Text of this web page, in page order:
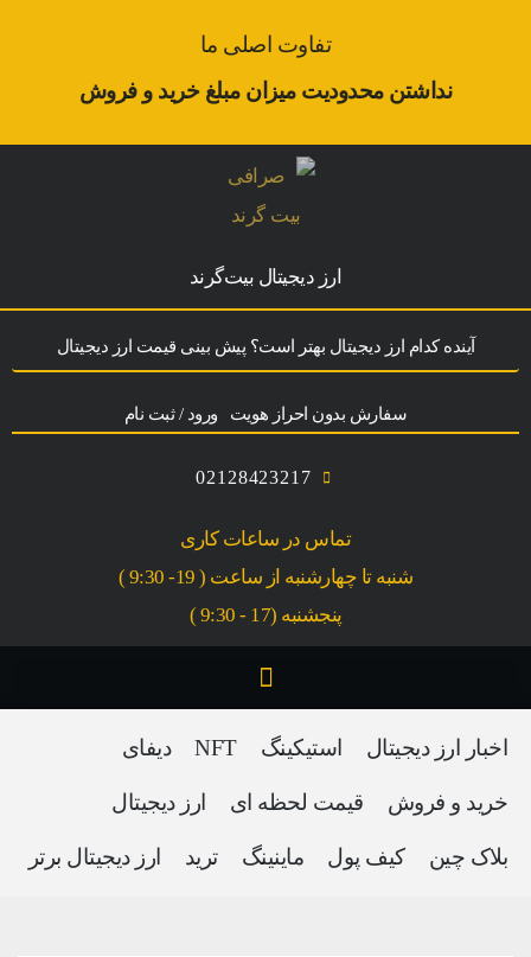
تفاوت اصلی ما
نداشتن محدودیت میزان مبلغ خرید و فروش
ارز‌ دیجیتال بیت‌گرند
آینده کدام ارز دیجیتال بهتر است؟ پیش بینی قیمت ارز دیجیتال
سفارش بدون احراز هویت ورود / ثبت نام
02128423217
تماس در ساعات کاری
شنبه تا چهارشنبه از ساعت ( 19- 9:30 )
پنجشنبه (17 - 9:30 )
اخبار ارز دیجیتال استیکینگ NFT دیفای
خرید و فروش قیمت لحظه ای ارز دیجیتال
بلاک‌ چین کیف پول ماینینگ ترید ارز دیجیتال برتر